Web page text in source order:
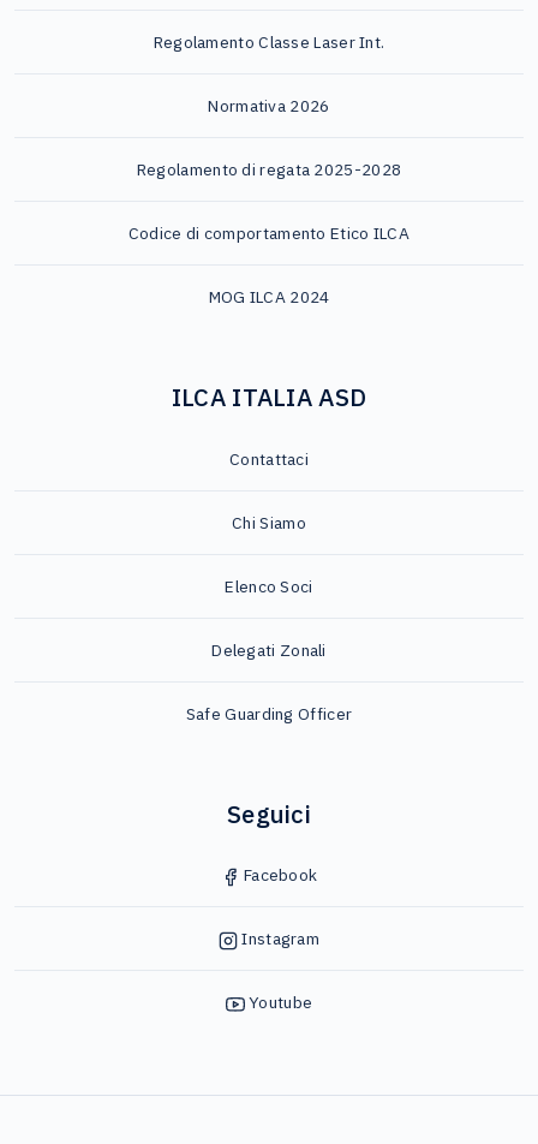
Regolamento Classe Laser Int.
Normativa 2026
Regolamento di regata 2025-2028
Codice di comportamento Etico ILCA
MOG ILCA 2024
ILCA ITALIA ASD
Contattaci
Chi Siamo
Elenco Soci
Delegati Zonali
Safe Guarding Officer
Seguici
Facebook
Instagram
Youtube